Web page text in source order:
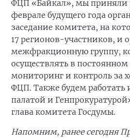
ФЦП «Байкал», мы приняли
феврале будущего года
заседание комитета, на
17 регионов-участников, и
межфракционную группу,
осуществлять в
мониторинг и контроль за
ФЦП. Также будем работать
палатой и
глава комитета Госдумы.
Напомним, ранее сегодня